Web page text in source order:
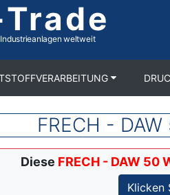
weltweit
FRECH -
Diese FRECH - DAW 50
Klicken